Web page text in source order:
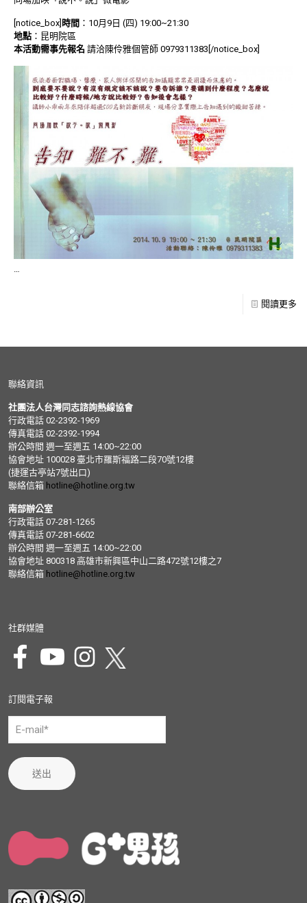
[notice_box] 時間 ：10月9日 (四) 19:00~21:30
地點 ：昆明院區
本活動需事先報名 請洽陳伶雅個管師 0979311383[/notice_box]
閱讀更多
聯絡資訊
社團法人台灣同志諮詢熱線協會
行政電話 02-2392-1969
傳真電話 02-2392-1994
辦公時間 週一至週五 14:00~22:00
協會地址 100028 臺北市羅斯福路二段70號12樓
(捷運古亭站7號出口)
聯絡信箱 hotline@hotline.org.tw
南部辦公室
行政電話 07-281-1265
傳真電話 07-281-6602
辦公時間 週一至週五 14:00~22:00
協會地址 800318 高雄市新興區中山二路472號12樓之7
聯絡信箱 hotline@hotline.org.tw
社群媒體
訂閱電子報
送出